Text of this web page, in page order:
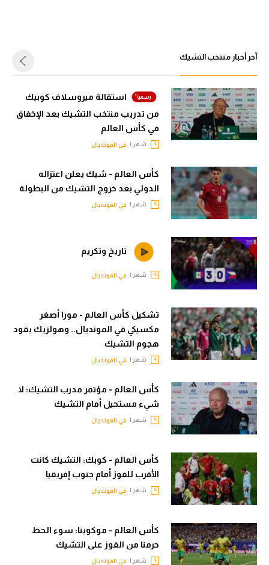
دوري أبطال أوروبا
كل البطولات
الكرة المصرية
الدوري المصري
الكرة الأوروبية
الكرة الإفريقية
منتخب مصر
سعودي في الجول
الدوري الإنجليزي
الدوري الإسباني
دوري أبطال أوروبا
القسم الثاني
رياضات أخرى
أمم إفريقيا
كرة السلة الأمريكية
كرة سلة
كرة يد
كرة طائرة
الوطن العربي
كل البطولات
أقسام
الكرة المصرية
الكرة الأوروبية
الكرة الإفريقية
منتخب مصر
سعودي في الجول
الدوري الإنجليزي
الدوري الإسباني
دوري أبطال أوروبا
القسم الثاني
رياضات أخرى
أمم إفريقيا
كرة السلة الأمريكية
كرة سلة
كرة يد
كرة طائرة
الوطن العربي
في المونديال
آخر أخبار منتخب التشيك
استقالة ميروسلاف كوبيك
من تدريب منتخب التشيك بعد الإخفاق
في كأس العالم
شهر | في المونديال
كأس العالم - شيك يعلن اعتزاله
الدولي بعد خروج التشيك من البطولة
شهر | في المونديال
تاريخ وتكريم
شهر | في المونديال
تشكيل كأس العالم - مورا أصغر
مكسيكي في المونديال.. وهولزيك يقود
هجوم التشيك
شهر | في المونديال
كأس العالم - مؤتمر مدرب التشيك: لا
شيء مستحيل أمام التشيك
شهر | في المونديال
كأس العالم - كوبك: التشيك كانت
الأقرب للفوز أمام جنوب إفريقيا
شهر | في المونديال
كأس العالم - موكوينا: سوء الحظ
حرمنا من الفوز على التشيك
شهر | في المونديال